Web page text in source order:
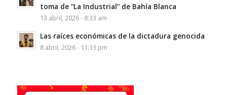
toma de “La Industrial” de Bahía Blanca
13 abril, 2026 - 8:33 am
Las raíces económicas de la dictadura genocida
8 abril, 2026 - 11:13 pm